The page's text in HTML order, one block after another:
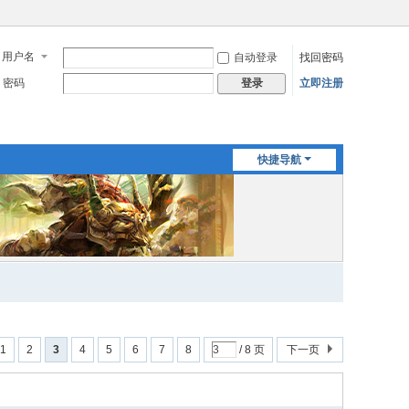
用户名 自动登录
找回密码
密码
登录 立即注册
快捷导航
1 2 3 4 5 6 7 8 / 8 页 下一页